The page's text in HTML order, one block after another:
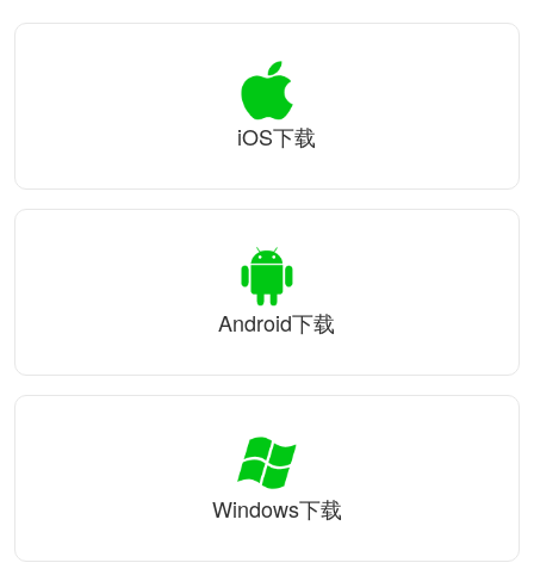
iOS下载
Android下载
Windows下载